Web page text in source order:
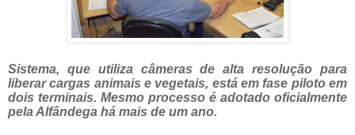
Sistema, que utiliza câmeras de alta resolução para
liberar cargas animais e vegetais, está em fase piloto em
dois terminais. Mesmo processo é adotado oficialmente
pela Alfândega há mais de um ano.